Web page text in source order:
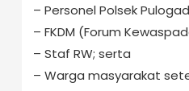
– Personel Polsek
– FKDM (Forum
– Staf RW; serta
– Warga masyarakat